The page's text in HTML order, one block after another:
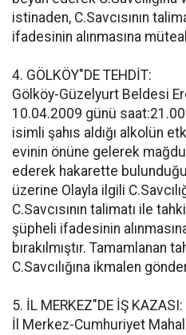
istinaden, C.Savcısının
ifadesinin alınmasına
4. GÖLKÖY"DE TEHDİT:
Gölköy-Güzelyurt Beldesi
10.04.2009 günü saat:21.00
isimli şahıs aldığı alkolün
evinin önüne gelerek
ederek hakarette
üzerine Olayla ilgili
C.Savcısının talimatı ile
şüpheli ifadesinin
bırakılmıştır. Tamamlanan
C.Savcılığına ikmalen
5. İL MERKEZ"DE İŞ KAZASI:
İl Merkez-Cumhuriyet